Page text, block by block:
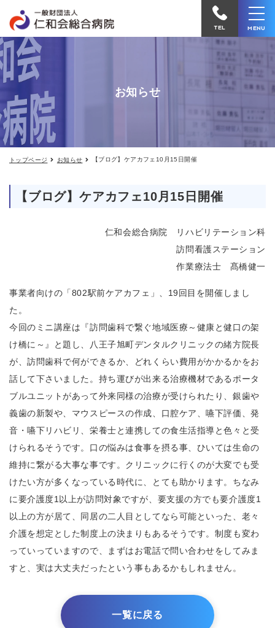
グ】
ケ
ア
カ
フ
ェ
月
15
日
開
催
病
院
電
か
る
TEL MENU
お知らせ
トップページ お知らせ 【ブログ】ケアカフェ10月15日開催
【ブログ】ケアカフェ10月15日開催
仁和会総合病院 リハビリテーション科
訪問看護ステーション
作業療法士 髙橋健一
事業者向けの「802駅前ケアカフェ」、19回目を開催しまし
た。
今回のミニ講座は『訪問歯科で繋ぐ地域医療～健康と健口の架
け橋に～』と題し、八王子旭町デンタルクリニックの緒方院長
が、訪問歯科で何ができるか、どれくらい費用がかかるかをお
話して下さいました。持ち運びが出来る治療機材であるポータ
ブルユニットがあって外来同様の治療が受けられたり、銀歯や
義歯の新製や、マウスピースの作成、口腔ケア、嚥下評価、発
音・嚥下リハビリ、栄養士と連携しての食生活指導と色々と受
けられるそうです。口の悩みは食事を摂る事、ひいては生命の
維持に繋がる大事な事です。クリニックに行くのが大変でも受
けたい方が多くなっている時代に、とても助かります。ちなみ
に要介護度1以上が訪問対象ですが、要支援の方でも要介護度1
以上の方が居て、同居の二人目としてなら可能といった、老々
介護を想定とした制度上の決まりもあるそうです。制度も変わ
っていっていますので、まずはお電話で問い合わせをしてみま
すと、実は大丈夫だったという事もあるかもしれません。
一覧に戻る